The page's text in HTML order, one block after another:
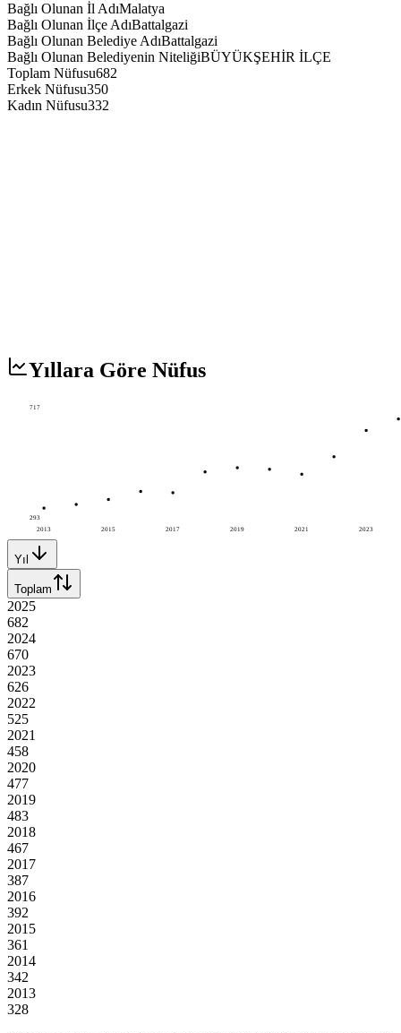
Bağlı Olunan İl AdıMalatya
Bağlı Olunan İlçe AdıBattalgazi
Bağlı Olunan Belediye AdıBattalgazi
Bağlı Olunan Belediyenin NiteliğiBÜYÜKŞEHİR İLÇE
Toplam Nüfusu682
Erkek Nüfusu350
Kadın Nüfusu332
Yıllara Göre Nüfus
2013 2015 2017 2019 2021 2023
717
293
Yıl
Toplam
2025
682
2024
670
2023
626
2022
525
2021
458
2020
477
2019
483
2018
467
2017
387
2016
392
2015
361
2014
342
2013
328